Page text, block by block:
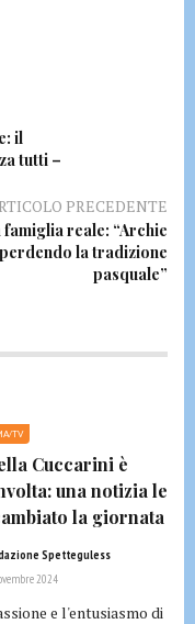
il
tutti –
PRECEDENTE
reale: “Archie
la tradizione
pasquale”
TV
Cuccarini è
una notizia le
la giornata
Spetteguless
2024
e l'entusiasmo di